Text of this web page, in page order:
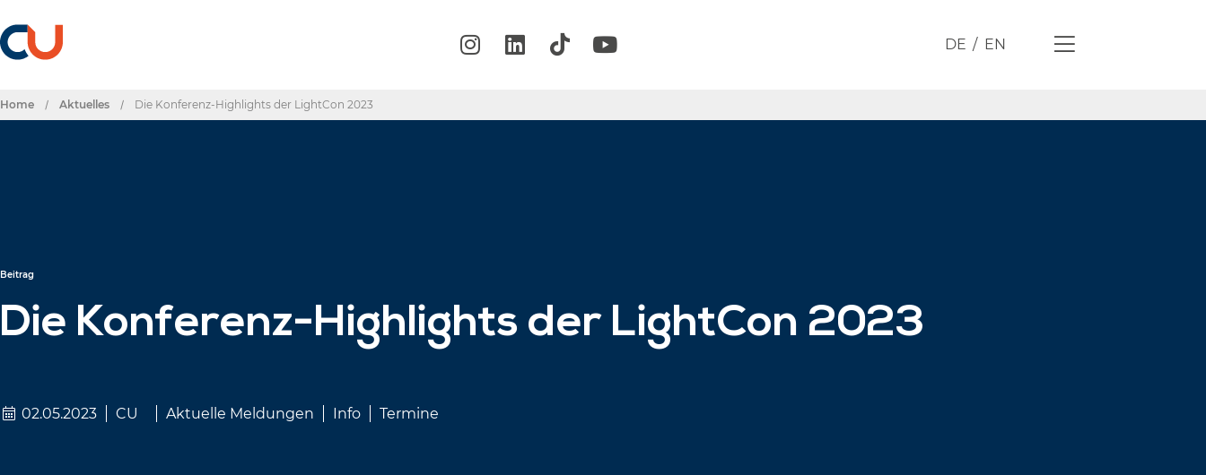
DE EN
Home / Aktuelles / Die Konferenz-Highlights der LightCon 2023
Beitrag
Die Konferenz-Highlights der LightCon 2023
02.05.2023 CU Aktuelle Meldungen Info Termine